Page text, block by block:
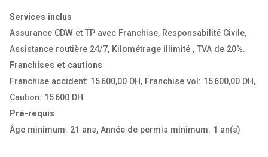
Services inclus
Assurance CDW et TP avec Franchise, Responsabilité Civile,
Assistance routière 24/7, Kilométrage illimité , TVA de 20%.
Franchises et cautions
Franchise accident: 15 600,00 DH, Franchise vol: 15 600,00 DH,
Caution: 15 600 DH
Pré-requis
Âge minimum: 21 ans, Année de permis minimum: 1 an(s)